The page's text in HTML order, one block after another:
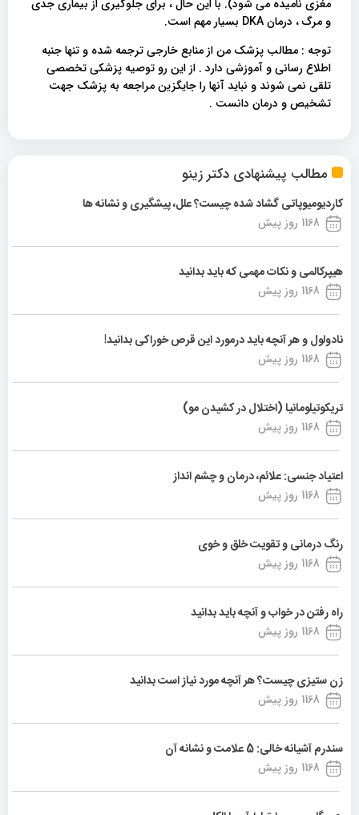
مطالب پیشنهادی دکتر زینو
کاردیومیوپاتی گشاد شده چیست؟ علل، پیشگیری و نشانه ها
1168 روز پیش
هیپرکالمی و نکات مهمی که باید بدانید
1168 روز پیش
نادولول و هر آنچه باید درمورد این قرص خوراکی بدانید!
1168 روز پیش
تریکوتیلومانیا (اختلال در کشیدن مو)
1168 روز پیش
اعتیاد جنسی: علائم، درمان و چشم انداز
1168 روز پیش
رنگ درمانی و تقویت خلق و خوی
1168 روز پیش
راه رفتن در خواب و آنچه باید بدانید
1168 روز پیش
زن ستیزی چیست؟ هر آنچه مورد نیاز است بدانید
1168 روز پیش
سندرم آشیانه خالی: 5 علامت و نشانه آن
1168 روز پیش
مغزی نامیده می شود). با این حال ، برای جلوگیری از بیماری جدی
و مرگ ، درمان DKA بسیار مهم است.
توجه : مطالب پزشک من از منابع خارجی ترجمه شده و تنها جنبه
اطلاع رسانی و آموزشی دارد . از این رو توصیه پزشکی تخصصی
تلقی نمی شوند و نباید آنها را جایگزین مراجعه به پزشک جهت
تشخیص و درمان دانست .